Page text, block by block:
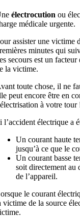
électrocution ou
médicale urgente.
assister une victime
minutes qui
secours est un
la victime.
toute chose, il ne
peut encore être en
à votre tour
l’accident électrique a
Un courant haute
jusqu’à ce que le
Un courant basse
soit directement au
de l’appareil.
le courant
victime de la source